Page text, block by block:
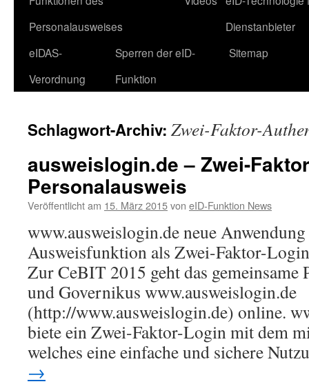
Personalausweises
Dienstanbieter
eIDAS-
Verordnung
Sperren der eID-
Funktion
Sitemap
Schlagwort-Archiv: Zwei-Faktor-
ausweislogin.de – Zwei-
Personalausweis
Veröffentlicht am 15. März 2015von eID-Funktion News
www.ausweislogin.de neue
Ausweisfunktion als Zwei-Faktor-
Zur CeBIT 2015 geht das
und Governikus www.ausweislogin.de
(http://www.ausweislogin.de) online.
biete ein Zwei-Faktor-Login mit dem
welches eine einfache und sichere
→